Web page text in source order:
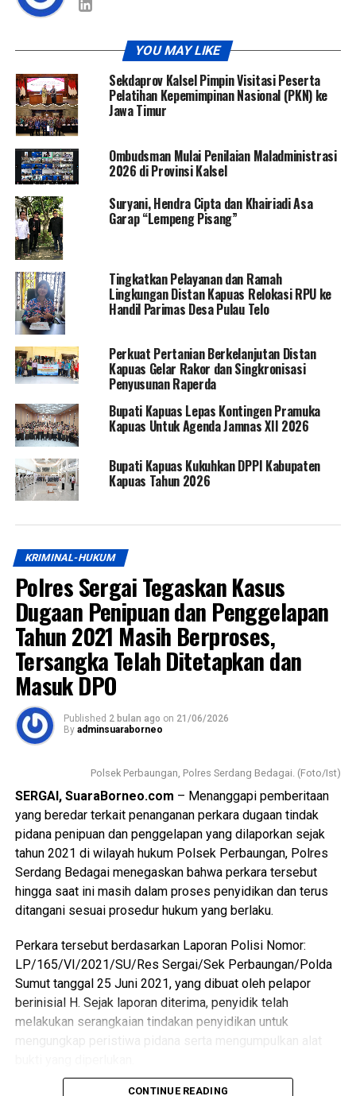
YOU MAY LIKE
Sekdaprov Kalsel Pimpin Visitasi Peserta
Pelatihan Kepemimpinan Nasional (PKN) ke
Jawa Timur
Ombudsman Mulai Penilaian Maladministrasi
2026 di Provinsi Kalsel
Suryani, Hendra Cipta dan Khairiadi Asa
Garap “Lempeng Pisang”
Tingkatkan Pelayanan dan Ramah
Lingkungan Distan Kapuas Relokasi RPU ke
Handil Parimas Desa Pulau Telo
Perkuat Pertanian Berkelanjutan Distan
Kapuas Gelar Rakor dan Singkronisasi
Penyusunan Raperda
Bupati Kapuas Lepas Kontingen Pramuka
Kapuas Untuk Agenda Jamnas XII 2026
Bupati Kapuas Kukuhkan DPPI Kabupaten
Kapuas Tahun 2026
KRIMINAL-HUKUM
Polres Sergai Tegaskan Kasus
Dugaan Penipuan dan Penggelapan
Tahun 2021 Masih Berproses,
Tersangka Telah Ditetapkan dan
Masuk DPO
Published 2 bulan ago on 21/06/2026
By adminsuaraborneo
Polsek Perbaungan, Polres Serdang Bedagai. (Foto/Ist)
SERGAI, SuaraBorneo.com – Menanggapi pemberitaan
yang beredar terkait penanganan perkara dugaan tindak
pidana penipuan dan penggelapan yang dilaporkan sejak
tahun 2021 di wilayah hukum Polsek Perbaungan, Polres
Serdang Bedagai menegaskan bahwa perkara tersebut
hingga saat ini masih dalam proses penyidikan dan terus
ditangani sesuai prosedur hukum yang berlaku.
Perkara tersebut berdasarkan Laporan Polisi Nomor:
LP/165/VI/2021/SU/Res Sergai/Sek Perbaungan/Polda
Sumut tanggal 25 Juni 2021, yang dibuat oleh pelapor
berinisial H. Sejak laporan diterima, penyidik telah
melakukan serangkaian tindakan penyidikan untuk
mengungkap peristiwa pidana serta mengumpulkan alat
CONTINUE READING